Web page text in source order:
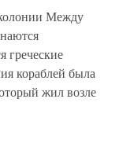
Между
греческие
кораблей была
жил возле